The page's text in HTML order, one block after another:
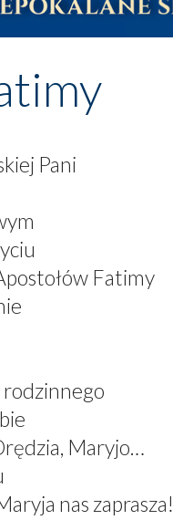
Pani
Fatimy
rodzinnego
Maryjo…
nas zaprasza!